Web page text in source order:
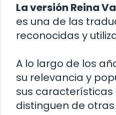
La versión Reina
es una de las
reconocidas y
A lo largo de los
su relevancia y
sus características
distinguen de otras